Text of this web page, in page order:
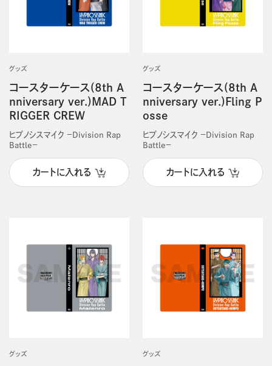
グッズ
コースターケース(8th A
nniversary ver.)MAD T
RIGGER CREW
ヒプノシスマイク －Division Rap
Battle－
カートに入れる
グッズ
コースターケース(8th A
nniversary ver.)Fling P
osse
ヒプノシスマイク －Division Rap
Battle－
カートに入れる
グッズ グッズ